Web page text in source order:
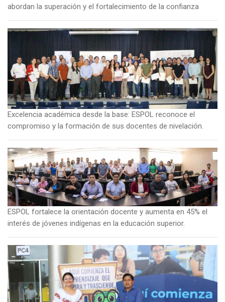
abordan la superación y el fortalecimiento de la confianza
Imagen
Excelencia académica desde la base: ESPOL reconoce el
compromiso y la formación de sus docentes de nivelación.
Imagen
ESPOL fortalece la orientación docente y aumenta en 45% el
interés de jóvenes indígenas en la educación superior.
Imagen